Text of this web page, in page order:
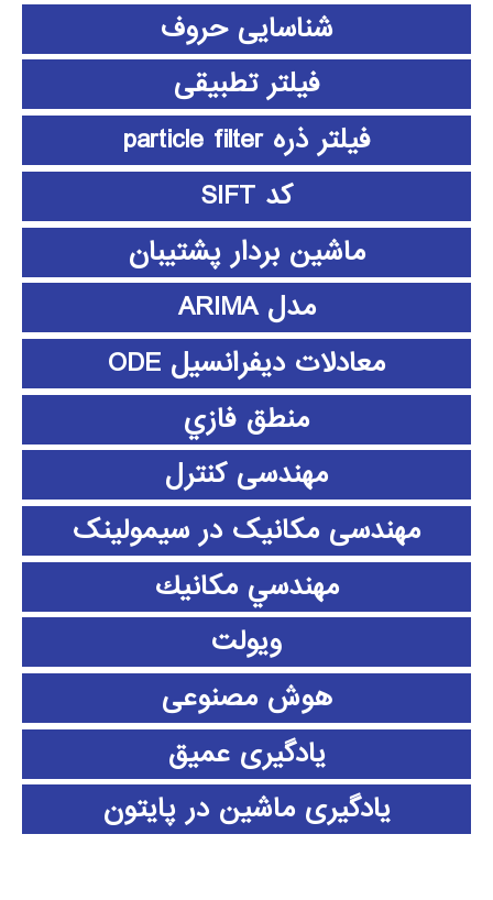
شناسایی حروف
فیلتر تطبیقی
فیلتر ذره particle filter
کد SIFT
ماشین بردار پشتیبان
مدل ARIMA
معادلات دیفرانسیل ODE
منطق فازي
مهندسی کنترل
مهندسی مکانیک در سیمولینک
مهندسي مكانيك
ویولت
هوش مصنوعی
یادگیری عمیق
یادگیری ماشین در پایتون